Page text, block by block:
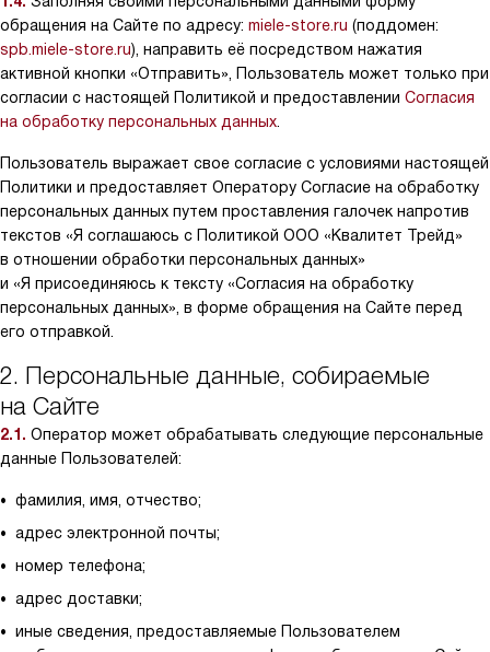
обращения на Сайте по адресу: miele-store.ru (поддомен:
spb.miele-store.ru), направить её посредством нажатия
активной кнопки «Отправить», Пользователь может только при
согласии с настоящей Политикой и предоставлении Согласия
на обработку персональных данных
Пользователь выражает свое согласие с условиями настоящей
Политики и предоставляет Оператору Согласие на обработку
персональных данных путем проставления галочек напротив
текстов «Я соглашаюсь с Политикой ООО «Квалитет Трейд»
в отношении обработки персональных данных»
и «Я присоединяюсь к тексту «Согласия на обработку
персональных данных», в форме обращения на Сайте перед
его отправкой.
2. Персональные данные, собираемые
на Сайте
2.1. Оператор может обрабатывать следующие персональные
данные Пользователей:
фамилия, имя, отчество;
адрес электронной почты;
номер телефона;
адрес доставки;
иные сведения, предоставляемые Пользователем